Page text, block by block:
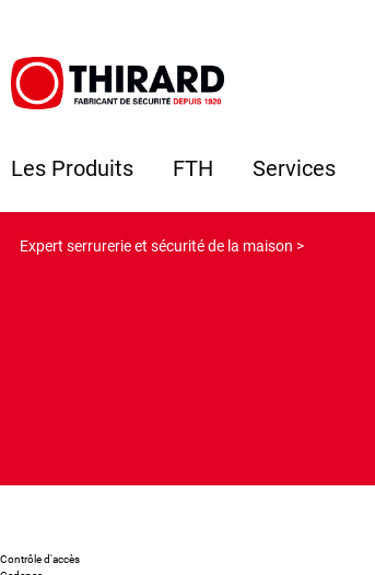
Les Produits FTH Services
Expert serrurerie et sécurité de la maison >
Contrôle d'accès